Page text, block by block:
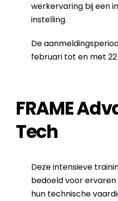
werkervaring bij een
instelling.
De
februari tot en met
FRAME
Tech
Deze intensieve
bedoeld voor
hun technische